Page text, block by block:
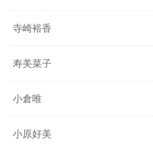
寺崎裕香
寿美菜子
小倉唯
小原好美